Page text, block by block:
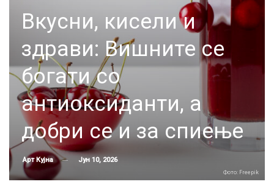
Вкусни, кисели и
здрави: Вишните се
богати со
антиоксиданти, а
добри се и за спиење
Арт Кујна Јун 10, 2026
Фото: Freepik